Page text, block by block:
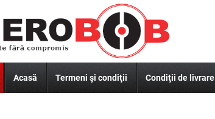
Acasă Termeni şi condiţii Condiţii de livrare